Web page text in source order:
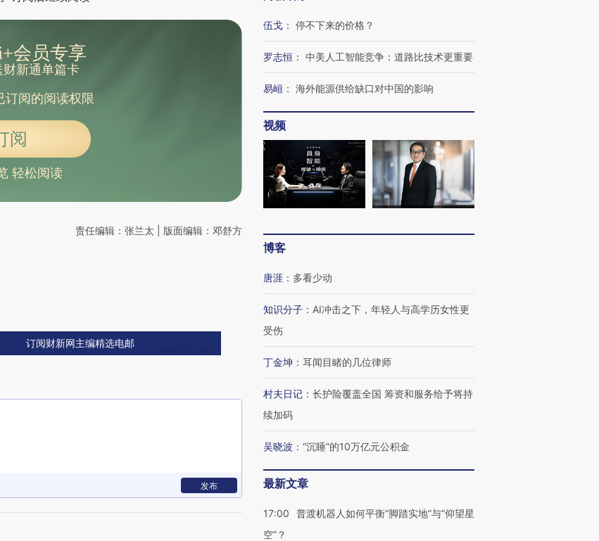
会员专享
新通单篇卡
阅的阅读权限
阅
轻松阅读
责任编辑：张兰太 | 版面编辑：邓舒方
订阅财新网主编精选电邮
发布
伍戈 ： 停不下来的价格？
罗志恒 ： 中美人工智能竞争：道路比技术更重要
易峘 ： 海外能源供给缺口对中国的影响
视频
博客
唐涯 ： 多看少动
知识分子 ： AI冲击之下，年轻人与高学历女性更
受伤
丁金坤 ： 耳闻目睹的几位律师
村夫日记 ： 长护险覆盖全国 筹资和服务给予将持
续加码
吴晓波 ： “沉睡”的10万亿元公积金
最新文章
17:00
普渡机器人如何平衡“脚踏实地”与“仰望星
空”？